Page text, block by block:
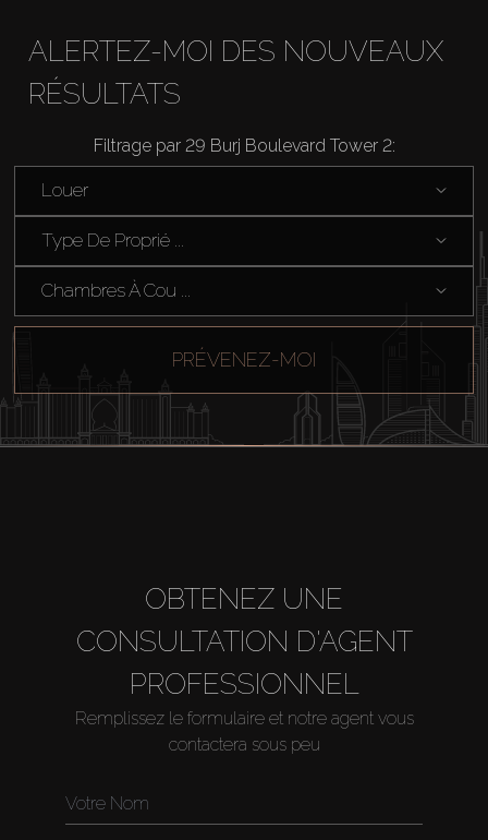
Acheter
Louer
Vendre
Hors Plan
ALERTEZ-MOI DES NOUVEAUX
RÉSULTATS
Filtrage par 29 Burj Boulevard Tower 2:
Louer
Type De Proprié ...
Chambres À Cou ...
PRÉVENEZ-MOI
OBTENEZ UNE
CONSULTATION D'AGENT
PROFESSIONNEL
Remplissez le formulaire et notre agent vous
contactera sous peu